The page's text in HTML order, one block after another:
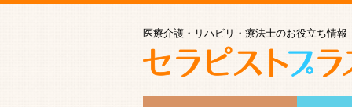
医療介護・リハビリ・療法士のお役立ち情報